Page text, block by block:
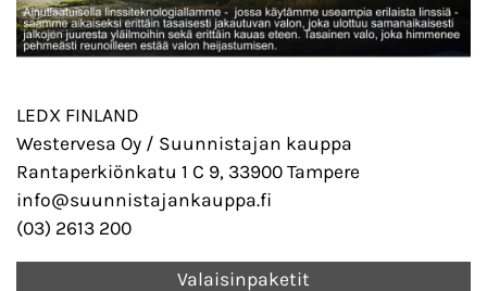
LEDX FINLAND
Westervesa Oy / Suunnistajan kauppa
Rantaperkiönkatu 1 C 9, 33900 Tampere
info@suunnistajankauppa.fi
(03) 2613 200
Valaisinpaketit